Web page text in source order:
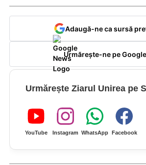
Adaugă-ne ca sursă
Urmărește-ne pe
Urmărește Ziarul Unirea pe
YouTube Instagram WhatsApp Facebook